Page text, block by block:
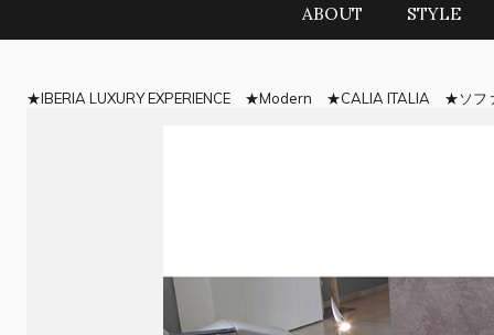
ABOUT STYLE
IBERIA LUXURY EXPERIENCE Modern CALIA ITALIA ソフ